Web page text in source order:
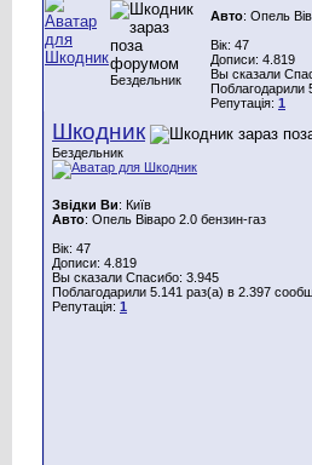
Бездельник
Авто: Опель
Вік: 47
Дописи: 4.819
Вы сказали
Поблагодарили
Репутація: 1
Шкодник
Бездельник
Звідки Ви: Київ
Авто: Опель Віваро 2.0 бензин-газ
Вік: 47
Дописи: 4.819
Вы сказали Спасибо: 3.945
Поблагодарили 5.141 раз(а) в 2.397
Репутація: 1